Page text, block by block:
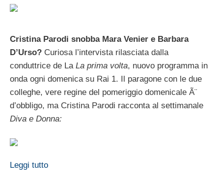
Cristina Parodi snobba Mara Venier e Barbara
D’Urso? Curiosa l’intervista rilasciata dalla
conduttrice de La La prima volta, nuovo programma in
onda ogni domenica su Rai 1. Il paragone con le due
colleghe, vere regine del pomeriggio domenicale Ã¨
d’obbligo, ma Cristina Parodi racconta al settimanale
Diva e Donna:
Leggi tutto